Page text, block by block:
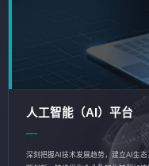
人工智能（AI）平台
深刻把握AI技术发展趋势，建立AI生